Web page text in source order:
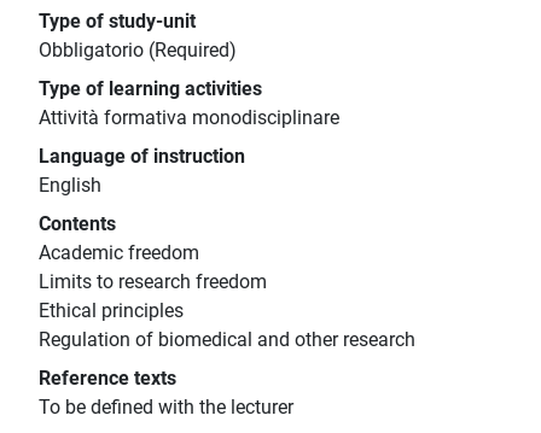
Type of study-unit
Obbligatorio (Required)
Type of learning activities
Attività formativa monodisciplinare
Language of instruction
English
Contents
Academic freedom
Limits to research freedom
Ethical principles
Regulation of biomedical and other research
Reference texts
To be defined with the lecturer